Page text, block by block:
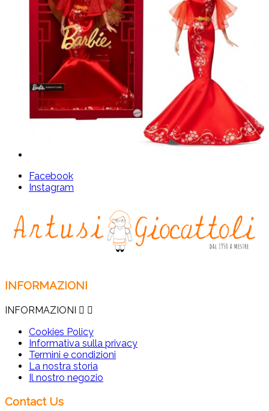
Facebook
Instagram
INFORMAZIONI
INFORMAZIONI  
Cookies Policy
Informativa sulla privacy
Termini e condizioni
La nostra storia
Il nostro negozio
Contact Us